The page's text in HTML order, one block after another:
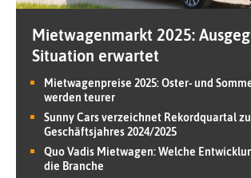
Mietwagenmarkt 2025:
Situation erwartet
Mietwagenpreise 2025: Oster- und
werden teurer
Sunny Cars verzeichnet Rekordquartal
Geschäftsjahres 2024/2025
Quo Vadis Mietwagen: Welche
die Branche